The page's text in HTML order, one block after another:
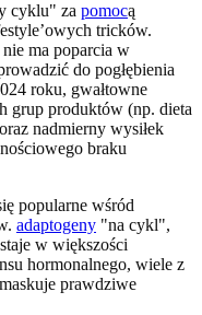
cyklu" za pomocą
tricków.
ma poparcia w
do pogłębienia
roku, gwałtowne
grup produktów (np. dieta
nadmierny wysiłek
braku
popularne wśród
adaptogeny "na cykl",
w większości
hormonalnego, wiele z
prawdziwe